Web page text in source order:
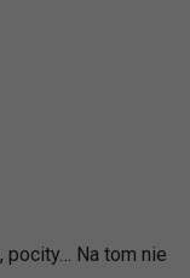
Na tom nie